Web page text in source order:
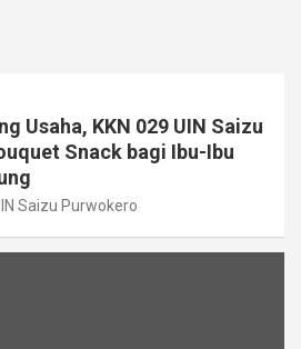
Usaha, KKN 029 UIN Saizu
Snack bagi Ibu-Ibu
Saizu Purwokero